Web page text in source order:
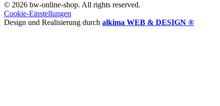
© 2026 bw-online-shop. All rights reserved.
Cookie-Einstellungen
Design und Realisierung durch alkima WEB & DESIGN ®